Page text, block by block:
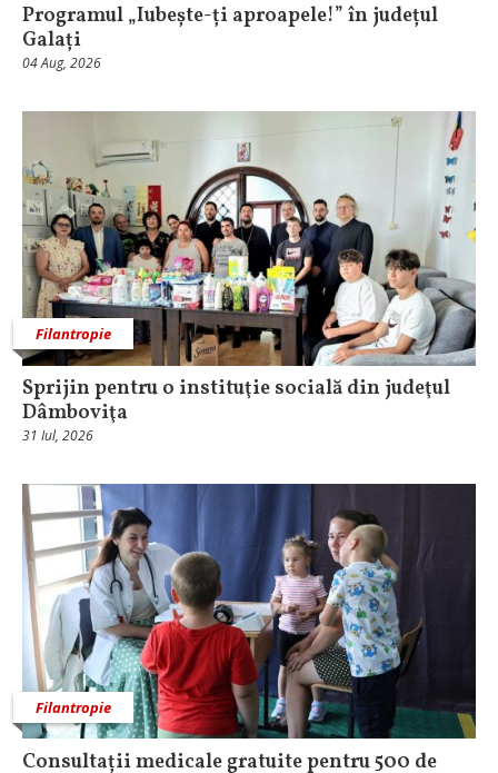
Programul „Iubește-ți aproapele!” în județul
Galați
04 Aug, 2026
Filantropie
Sprijin pentru o instituţie socială din judeţul
Dâmboviţa
31 Iul, 2026
Filantropie
Consultații medicale gratuite pentru 500 de